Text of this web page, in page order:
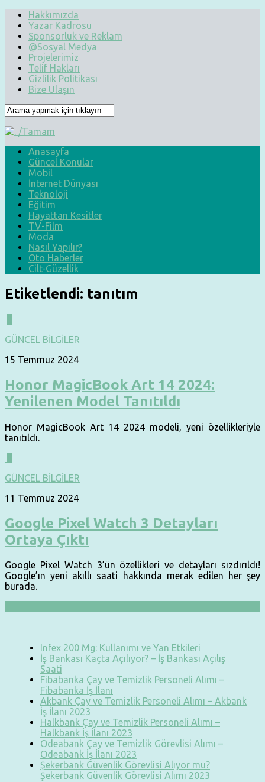
Hakkımızda
Yazar Kadrosu
Sponsorluk ve Reklam
@Sosyal Medya
Projelerimiz
Telif Hakları
Gizlilik Politikası
Bize Ulaşın
Anasayfa
Güncel Konular
Mobil
İnternet Dünyası
Teknoloji
Eğitim
Hayattan Kesitler
TV-Film
Moda
Nasıl Yapılır?
Oto Haberler
Cilt-Güzellik
Etiketlendi: tanıtım
GÜNCEL BİLGİLER
15 Temmuz 2024
Honor MagicBook Art 14 2024:
Yenilenen Model Tanıtıldı
Honor MagicBook Art 14 2024 modeli, yeni özellikleriyle
tanıtıldı.
GÜNCEL BİLGİLER
11 Temmuz 2024
Google Pixel Watch 3 Detayları
Ortaya Çıktı
Google Pixel Watch 3’ün özellikleri ve detayları sızdırıldı!
Google’ın yeni akıllı saati hakkında merak edilen her şey
burada.
Infex 200 Mg: Kullanımı ve Yan Etkileri
İş Bankası Kaçta Açılıyor? – İş Bankası Açılış
Saati
Fibabanka Çay ve Temizlik Personeli Alımı –
Fibabanka İş İlanı
Akbank Çay ve Temizlik Personeli Alımı – Akbank
İş İlanı 2023
Halkbank Çay ve Temizlik Personeli Alımı –
Halkbank İş İlanı 2023
Odeabank Çay ve Temizlik Görevlisi Alımı –
Odeabank İş İlanı 2023
Şekerbank Güvenlik Görevlisi Alıyor mu?
Şekerbank Güvenlik Görevlisi Alımı 2023